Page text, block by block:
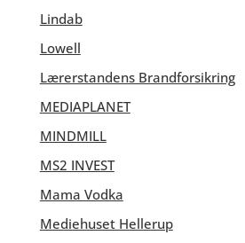
Lindab
Lowell
Lærerstandens Brandforsikring
MEDIAPLANET
MINDMILL
MS2 INVEST
Mama Vodka
Mediehuset Hellerup